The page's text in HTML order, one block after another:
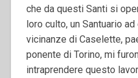
che da questi Santi si
loro culto, un Santuario
vicinanze di Caselette,
ponente di Torino, mi
intraprendere questo